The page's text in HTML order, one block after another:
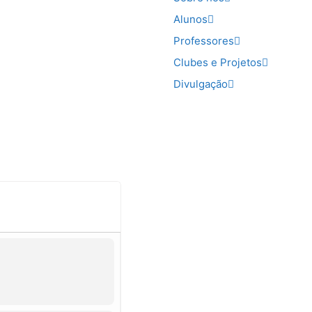
Alunos
Professores
Clubes e Projetos
Divulgação